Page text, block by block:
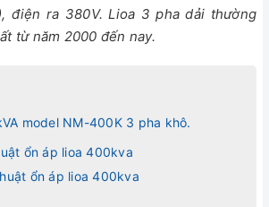
điện ra 380V. Lioa 3 pha dải thường
từ năm 2000 đến nay.
model NM-400K 3 pha khô.
ổn áp lioa 400kva
ổn áp lioa 400kva